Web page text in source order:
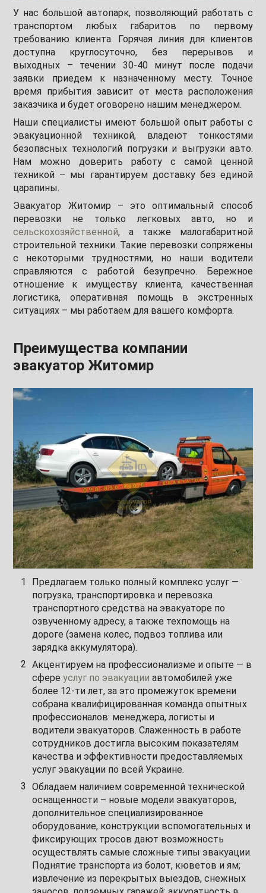
У нас большой автопарк, позволяющий работать с
транспортом любых габаритов по первому
требованию клиента. Горячая линия для клиентов
доступна круглосуточно, без перерывов и
выходных – течении 30-40 минут после подачи
заявки приедем к назначенному месту. Точное
время прибытия зависит от места расположения
заказчика и будет оговорено нашим менеджером.
Наши специалисты имеют большой опыт работы с
эвакуационной техникой, владеют тонкостями
безопасных технологий погрузки и выгрузки авто.
Нам можно доверить работу с самой ценной
техникой – мы гарантируем доставку без единой
царапины.
Эвакуатор Житомир – это оптимальный способ
перевозки не только легковых авто, но и
сельскохозяйственной, а также малогабаритной
строительной техники. Такие перевозки сопряжены
с некоторыми трудностями, но наши водители
справляются с работой безупречно. Бережное
отношение к имуществу клиента, качественная
логистика, оперативная помощь в экстренных
ситуациях – мы работаем для вашего комфорта.
Преимущества компании
эвакуатор Житомир
Предлагаем только полный комплекс услуг —
погрузка, транспортировка и перевозка
транспортного средства на эвакуаторе по
озвученному адресу, а также техпомощь на
дороге (замена колес, подвоз топлива или
зарядка аккумулятора).
Акцентируем на профессионализме и опыте — в
сфереуслуг по эвакуации автомобилей уже
более 12-ти лет, за это промежуток времени
собрана квалифицированная команда опытных
профессионалов: менеджера, логисты и
водители эвакуаторов. Слаженность в работе
сотрудников достигла высоким показателям
качества и эффективности предоставляемых
услуг эвакуации по всей Украине.
Обладаем наличием современной технической
оснащенности – новые модели эвакуаторов,
дополнительное специализированное
оборудование, конструкции вспомогательных и
фиксирующих тросов дают возможность
осуществлять самые сложные типы эвакуации.
Поднятие транспорта из болот, кюветов и ям;
извлечение из перекрытых выездов, снежных